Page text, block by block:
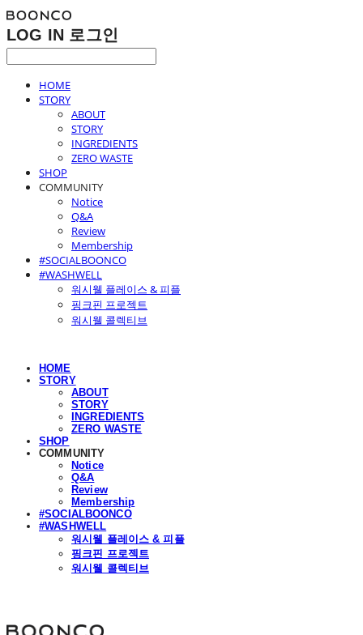
LOG IN 로그인
HOME
STORY
ABOUT
STORY
INGREDIENTS
ZERO WASTE
SHOP
COMMUNITY
Notice
Q&A
Review
Membership
#SOCIALBOONCO
#WASHWELL
워시웰 플레이스 & 피플
핑크핀 프로젝트
워시웰 콜렉티브
HOME
STORY
ABOUT
STORY
INGREDIENTS
ZERO WASTE
SHOP
COMMUNITY
Notice
Q&A
Review
Membership
#SOCIALBOONCO
#WASHWELL
워시웰 플레이스 & 피플
핑크핀 프로젝트
워시웰 콜렉티브